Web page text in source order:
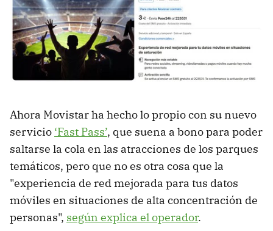
Ahora Movistar ha hecho lo propio con su nuevo
servicio ‘Fast Pass’, que suena a bono para poder
saltarse la cola en las atracciones de los parques
temáticos, pero que no es otra cosa que la
"experiencia de red mejorada para tus datos
móviles en situaciones de alta concentración de
personas", según explica el operador.